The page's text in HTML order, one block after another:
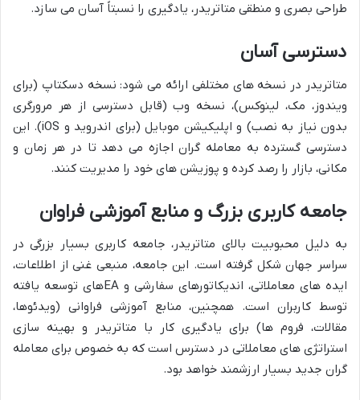
طراحی بصری و منطقی متاتریدر، یادگیری را نسبتاً آسان می سازد.
دسترسی آسان
متاتریدر در نسخه های مختلفی ارائه می شود: نسخه دسکتاپ (برای
ویندوز، مک، لینوکس)، نسخه وب (قابل دسترسی از هر مرورگری
بدون نیاز به نصب) و اپلیکیشن موبایل (برای اندروید و iOS). این
دسترسی گسترده به معامله گران اجازه می دهد تا در هر زمان و
مکانی، بازار را رصد کرده و پوزیشن های خود را مدیریت کنند.
جامعه کاربری بزرگ و منابع آموزشی فراوان
به دلیل محبوبیت بالای متاتریدر، جامعه کاربری بسیار بزرگی در
سراسر جهان شکل گرفته است. این جامعه، منبعی غنی از اطلاعات،
ایده های معاملاتی، اندیکاتورهای سفارشی و EAهای توسعه یافته
توسط کاربران است. همچنین، منابع آموزشی فراوانی (ویدئوها،
مقالات، فروم ها) برای یادگیری کار با متاتریدر و بهینه سازی
استراتژی های معاملاتی در دسترس است که به خصوص برای معامله
گران جدید بسیار ارزشمند خواهد بود.